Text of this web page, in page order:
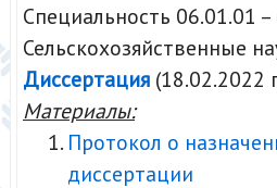
Специальность 06.01.01
Сельскохозяйственные
Диссертация (18.02.2022
Материалы:
Протокол о
диссертации